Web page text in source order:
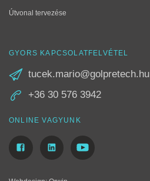
Útvonal tervezése
GYORS KAPCSOLATFELVÉTEL
tucek.mario@golpretech.hu
+36 30 576 3942
ONLINE VAGYUNK